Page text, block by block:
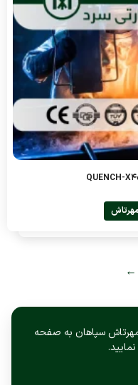
←
سپاهان به صفحه